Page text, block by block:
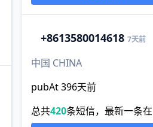
+8613580014618 7天前
中国 CHINA
pubAt 396天前
总共420条短信，最新一条在